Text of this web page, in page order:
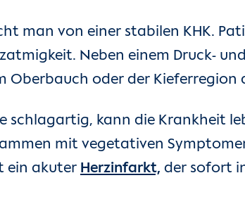
man von einer stabilen KHK.
Neben einem Druck-
Oberbauch oder der
schlagartig, kann die Krankheit
mit vegetativen
ein akuter Herzinfarkt, der sofort